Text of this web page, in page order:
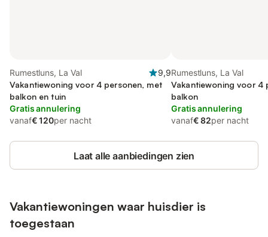
Rumestluns, La Val
9,9
Vakantiewoning voor 4 personen, met
balkon en tuin
Gratis annulering
vanaf€ 120per nacht
Rumestluns, La Val
Vakantiewoning voor 4
balkon
Gratis annulering
vanaf€ 82per nacht
Laat alle aanbiedingen zien
Vakantiewoningen waar huisdier is
toegestaan